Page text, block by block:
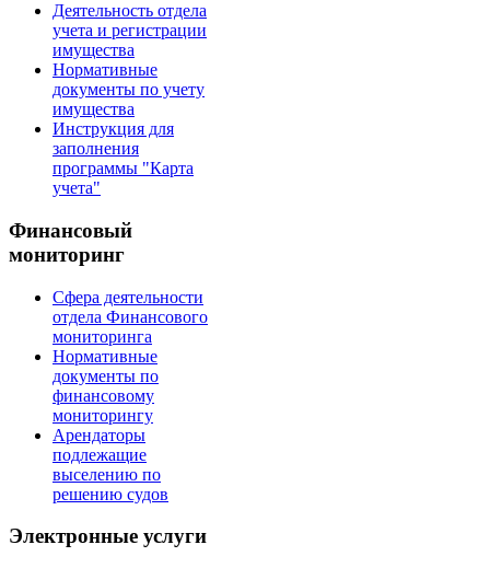
Деятельность отдела
учета и регистрации
имущества
Нормативные
документы по учету
имущества
Инструкция для
заполнения
программы "Карта
учета"
Финансовый
мониторинг
Сфера деятельности
отдела Финансового
мониторинга
Нормативные
документы по
финансовому
мониторингу
Арендаторы
подлежащие
выселению по
решению судов
Электронные услуги